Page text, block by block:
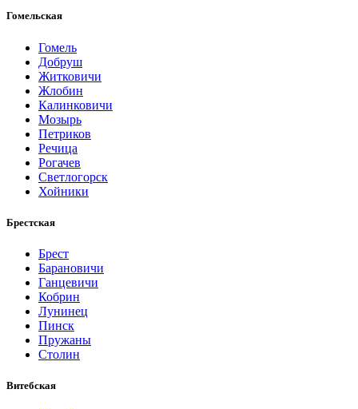
Гомельская
Гомель
Добруш
Житковичи
Жлобин
Калинковичи
Мозырь
Петриков
Речица
Рогачев
Светлогорск
Хойники
Брестская
Брест
Барановичи
Ганцевичи
Кобрин
Лунинец
Пинск
Пружаны
Столин
Витебская